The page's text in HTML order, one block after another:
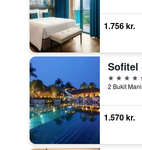
1.756 kr.
5 stjerner
1.570 kr.